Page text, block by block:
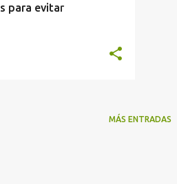
para evitar
de calor
MÁS ENTRADAS